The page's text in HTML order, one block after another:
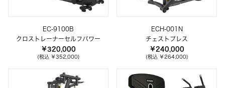
EC-9100B
クロストレーナーセルフパワー
￥320,000
(税込 ￥352,000)
ECH-001N
チェストプレス
￥240,000
(税込 ￥264,000)